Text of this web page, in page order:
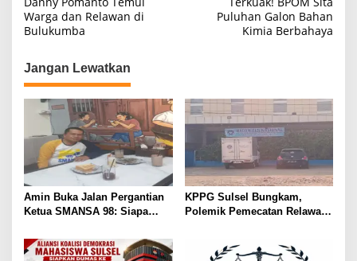
v
g
a
i
o
s
Warga dan Relawan di
Bulukumba
Puluhan Galon Bahan
Kimia Berbahaya
Jangan Lewatkan
Amin Buka Jalan Pergantian
Ketua SMANSA 98: Siapa
KPPG Sulsel Bungkam,
Polemik Pemecatan Relawan